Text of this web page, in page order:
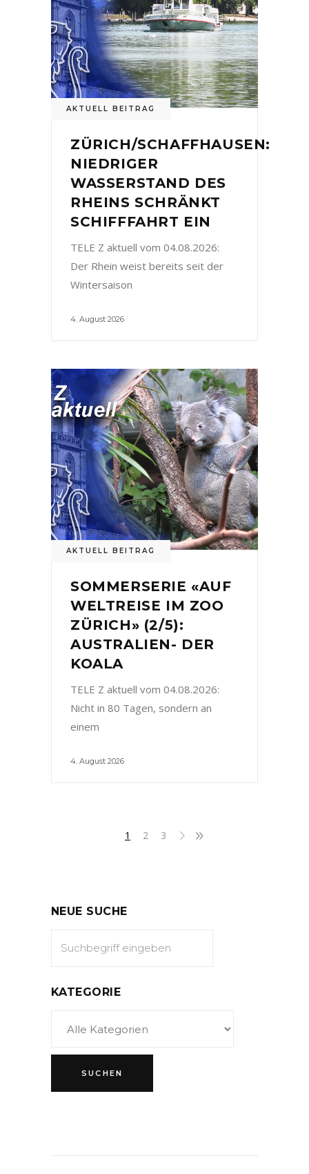
AKTUELL BEITRAG
ZÜRICH/SCHAFFHAUSEN:
NIEDRIGER
WASSERSTAND DES
RHEINS SCHRÄNKT
SCHIFFFAHRT EIN
TELE Z aktuell vom 04.08.2026:
Der Rhein weist bereits seit der
Wintersaison
4. August 2026
AKTUELL BEITRAG
SOMMERSERIE «AUF
WELTREISE IM ZOO
ZÜRICH» (2/5):
AUSTRALIEN- DER
KOALA
TELE Z aktuell vom 04.08.2026:
Nicht in 80 Tagen, sondern an
einem
4. August 2026
1 2 3
NEUE SUCHE
KATEGORIE